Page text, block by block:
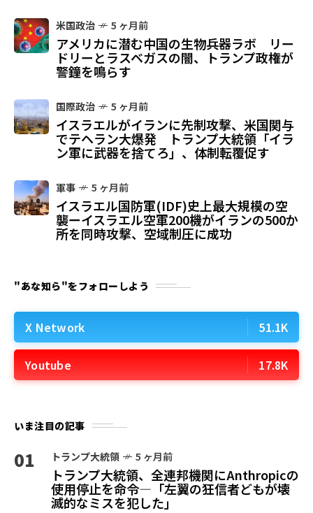
米国政治 5 ヶ月前
アメリカに潜む中国の生物兵器ラボ リー
ドリーとラスベガスの闇、トランプ政権が
警鐘を鳴らす
国際政治 5 ヶ月前
イスラエルがイランに先制攻撃、米国関与
でテヘラン大爆発 トランプ大統領「イラ
ン軍に武器を捨てろ」、体制転覆促す
軍事 5 ヶ月前
イスラエル国防軍(IDF)史上最大規模の空
襲ーイスラエル空軍200機がイランの500か
所を同時攻撃、空域制圧に成功
"あな知ら"をフォローしよう
X Network 51.1K
Youtube 17.8K
いま注目の記事
01 トランプ大統領 5 ヶ月前
トランプ大統領、全連邦機関にAnthropicの
使用停止を命令—「左翼の狂信者どもが壊
滅的なミスを犯した」